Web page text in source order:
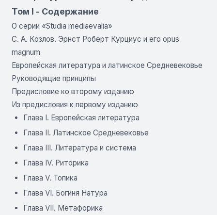
Том I - Содержание
О серии «Studia mediaevalia»
С. А. Козлов. Эрнст Роберт Курциус и его opus
magnum
Европейская литература и латинское Средневековье
Руководящие принципы
Предисловие ко второму изданию
Из предисловия к первому изданию
Глава I. Европейская литература
Глава II. Латинское Средневековье
Глава III. Литература и система
Глава IV. Риторика
Глава V. Топика
Глава VI. Богиня Натура
Глава VII. Метафорика